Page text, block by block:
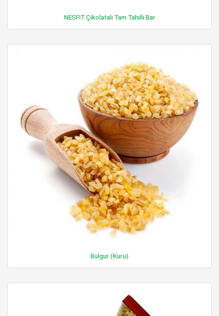
NESFIT Çikolatalı Tam Tahıllı Bar
Bulgur (Kuru)